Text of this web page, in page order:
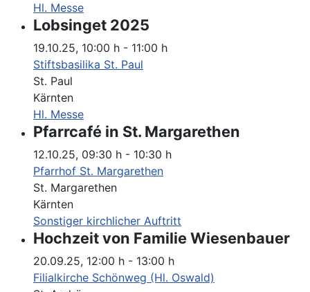
Hl. Messe
Lobsinget 2025
19.10.25, 10:00 h - 11:00 h
Stiftsbasilika St. Paul
St. Paul
Kärnten
Hl. Messe
Pfarrcafé in St. Margarethen
12.10.25, 09:30 h - 10:30 h
Pfarrhof St. Margarethen
St. Margarethen
Kärnten
Sonstiger kirchlicher Auftritt
Hochzeit von Familie Wiesenbauer
20.09.25, 12:00 h - 13:00 h
Filialkirche Schönweg (Hl. Oswald)